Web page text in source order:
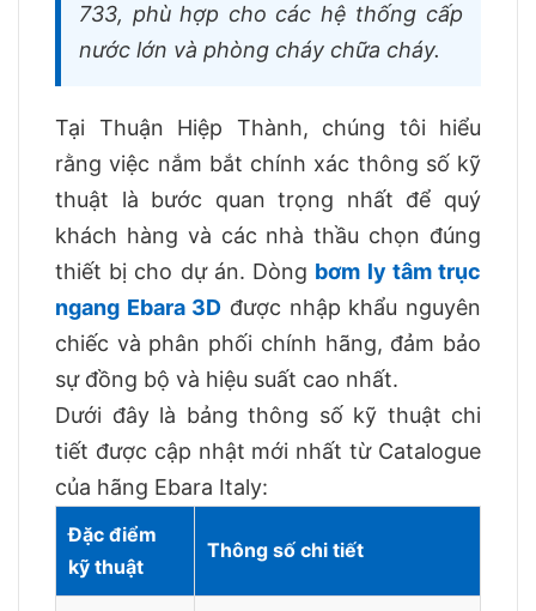
733, phù hợp cho các hệ thống cấp
nước lớn và phòng cháy chữa cháy.
Tại Thuận Hiệp Thành, chúng tôi hiểu
rằng việc nắm bắt chính xác thông số kỹ
thuật là bước quan trọng nhất để quý
khách hàng và các nhà thầu chọn đúng
thiết bị cho dự án. Dòng bơm ly tâm trục
ngang Ebara 3D được nhập khẩu nguyên
chiếc và phân phối chính hãng, đảm bảo
sự đồng bộ và hiệu suất cao nhất.
Dưới đây là bảng thông số kỹ thuật chi
tiết được cập nhật mới nhất từ Catalogue
của hãng Ebara Italy:
Đặc điểm
kỹ thuật
Thông số chi tiết